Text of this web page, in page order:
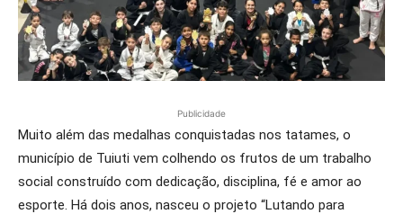
Publicidade
Muito além das medalhas conquistadas nos tatames, o
município de Tuiuti vem colhendo os frutos de um trabalho
social construído com dedicação, disciplina, fé e amor ao
esporte. Há dois anos, nasceu o projeto “Lutando para